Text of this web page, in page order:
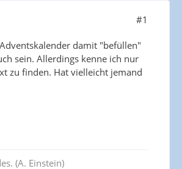
#1
damit "befüllen"
sein. Allerdings kenne ich nur
zu finden. Hat vielleicht jemand
(A. Einstein)